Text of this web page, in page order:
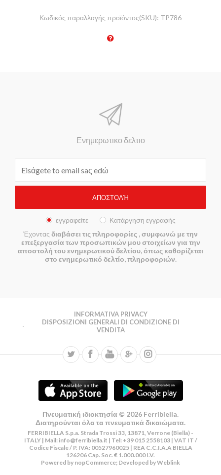
Κωδικός παραλλαγής προϊόντος(SKU): TP786
Ενημερωτικο δελτιο
εγγραφείτε
Κατάργηση εγγραφής
Έχοντας διαβάσει τις πληροφορίες , συμφωνώ με την
επεξεργασία των προσωπικών μου στοιχείων για την
αποστολή του ενημερωτικού δελτίου, όπως καθορίζεται
στο ενημερωτικό δελτίο, πληροφοριών.
INFORMATIVA PRIVACY
DISPOSIZIONI GENERALI DI CONDIZIONE DI
VENDITA
Πνευματική ιδιοκτησία © 2026 Ferribiella.
Διατηρούνται όλα τα πνευματικά δικαιώματα.
FERRIBIELLA S.p.a. Strada Trossi 33, 13871, Verrone (Biella) -
ITALY | Mail: info@ferribiella.it | Tel: +39 015 2558103 | VAT IT /
Codice Fiscale / P. IVA: 00527960025 | REA C.C.I.A.A BIELLA
126206 Cap. Soc. € 1.000.000 I.V.
Powered by nopCommerce; Developed byWeblink